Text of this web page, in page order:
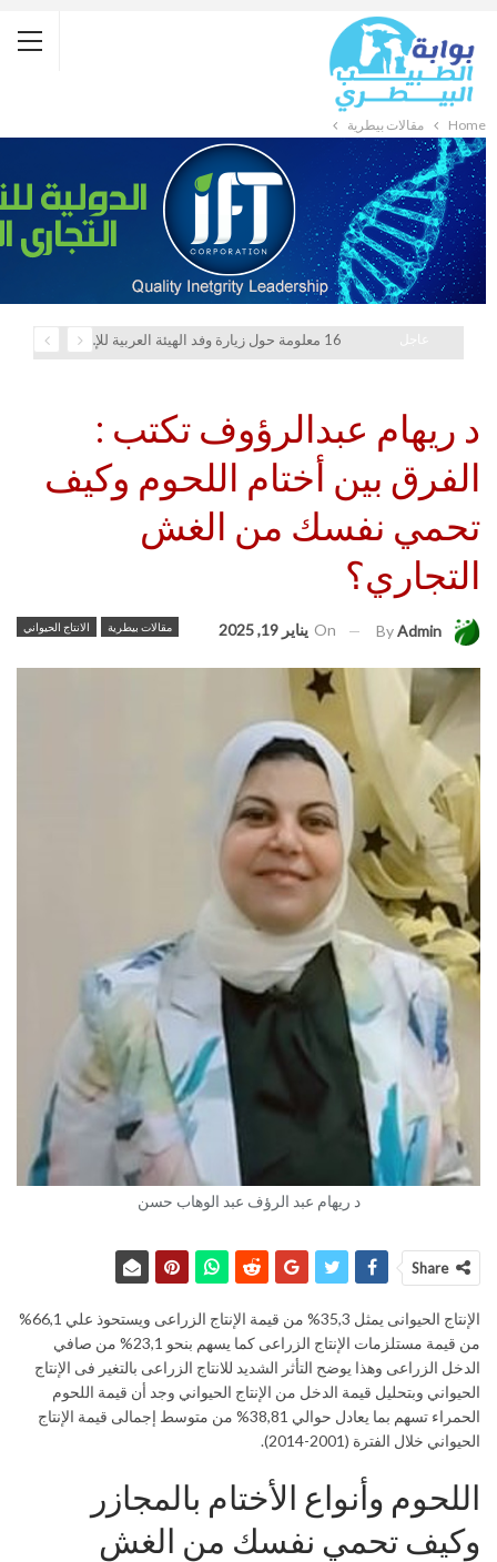
Home مقالات بيطرية
16 معلومة حول زيارة وفد الهيئة العربية للإستثمار والإنماء الزراعي إلي السعودية
د ريهام عبدالرؤوف تكتب :
الفرق بين أختام اللحوم وكيف
تحمي نفسك من الغش
التجاري؟
مقالات بيطرية الانتاج الحيواني ByAdmin
On يناير 19, 2025
د ريهام عبد الرؤف عبد الوهاب حسن
Share
الإنتاج الحيوانى يمثل 35,3% من قيمة الإنتاج الزراعى ويستحوذ علي 66,1%
من قيمة مستلزمات الإنتاج الزراعى كما يسهم بنحو 23,1% من صافي
الدخل الزراعى وهذا يوضح التأثر الشديد للانتاج الزراعى بالتغير فى الإنتاج
الحيواني وبتحليل قيمة الدخل من الإنتاج الحيواني وجد أن قيمة اللحوم
الحمراء تسهم بما يعادل حوالي 38,81% من متوسط إجمالى قيمة الإنتاج
الحيواني خلال الفترة (2001-2014).
اللحوم وأنواع الأختام بالمجازر
وكيف تحمي نفسك من الغش